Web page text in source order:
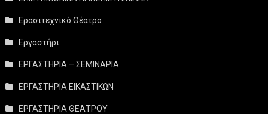
Ερασιτεχνικό Θέατρο
Εργαστήρι
ΕΡΓΑΣΤΗΡΙΑ – ΣΕΜΙΝΑΡΙΑ
ΕΡΓΑΣΤΗΡΙΑ ΕΙΚΑΣΤΙΚΩΝ
ΕΡΓΑΣΤΗΡΙΑ ΘΕΑΤΡΟΥ